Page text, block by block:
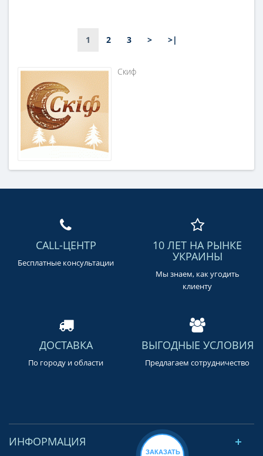
1 2 3 > >|
Скиф
CALL-ЦЕНТР
Бесплатные консультации
10 ЛЕТ НА РЫНКЕ
УКРАИНЫ
Мы знаем, как угодить
клиенту
ДОСТАВКА
По городу и области
ВЫГОДНЫЕ УСЛОВИЯ
Предлагаем сотрудничество
ИНФОРМАЦИЯ
ЗАКАЗАТЬ